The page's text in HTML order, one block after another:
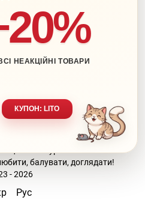
НЕАКЦІЙНІ ТОВАРИ
КУПОН: LITO
066 707-11-17
сайту
наша турбота.
балувати, доглядати!
- 2026
Рус